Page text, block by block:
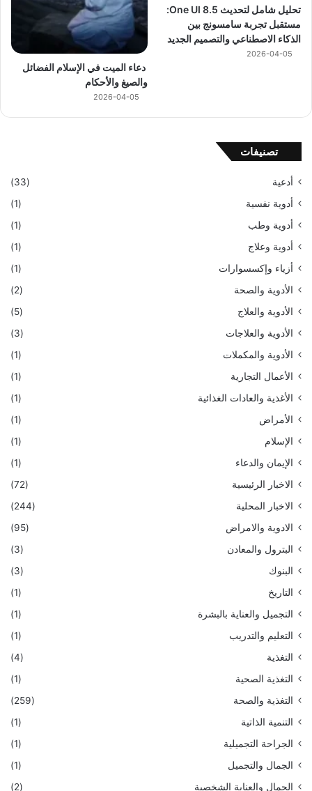
تحليل شامل لتحديث One UI 8.5:
مستقبل تجربة سامسونج بين
الذكاء الاصطناعي والتصميم الجديد
2026-04-05
دعاء الميت في الإسلام الفضائل
والصيغ والأحكام
2026-04-05
تصنيفات
أدعية
(33)
أدوية نفسية
(1)
أدوية وطب
(1)
أدوية وعلاج
(1)
أزياء وإكسسوارات
(1)
الأدوية والصحة
(2)
الأدوية والعلاج
(5)
الأدوية والعلاجات
(3)
الأدوية والمكملات
(1)
الأعمال التجارية
(1)
الأغذية والعادات الغذائية
(1)
الأمراض
(1)
الإسلام
(1)
الإيمان والدعاء
(1)
الاخبار الرئيسية
(72)
الاخبار المحلية
(244)
الادوية والامراض
(95)
البترول والمعادن
(3)
البنوك
(3)
التاريخ
(1)
التجميل والعناية بالبشرة
(1)
التعليم والتدريب
(1)
التغذية
(4)
التغذية الصحية
(1)
التغذية والصحة
(259)
التنمية الذاتية
(1)
الجراحة التجميلية
(1)
الجمال والتجميل
(1)
الجمال والعناية الشخصية
(2)